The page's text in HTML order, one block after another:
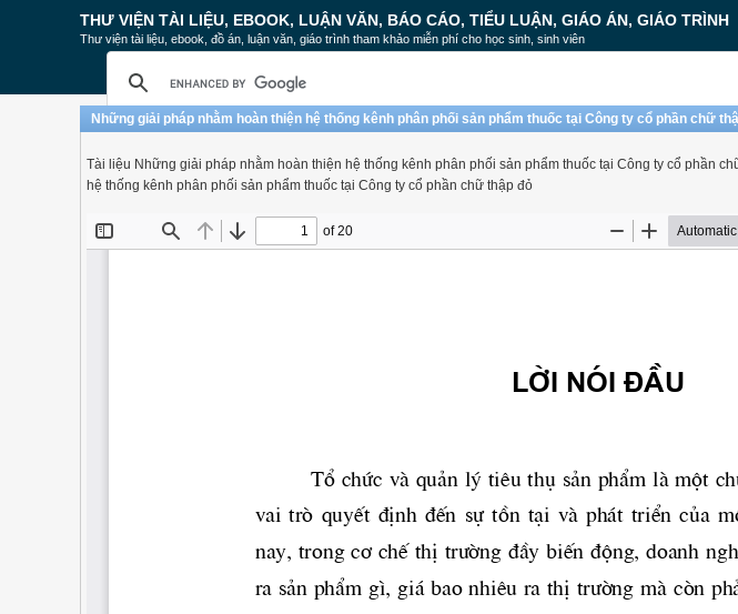
THƯ VIỆN TÀI LIỆU, EBOOK, LUẬN VĂN, BÁO CÁO, TIỂU LUẬN, GIÁO ÁN, GIÁO TRÌNH
Thư viện tài liệu, ebook, đồ án, luận văn, giáo trình tham khảo miễn phí cho học sinh, sinh viên
Những giải pháp nhằm hoàn thiện hệ thống kênh phân phối sản phẩm thuốc tại Công ty cổ phần chữ
Tài liệu Những giải pháp nhằm hoàn thiện hệ thống kênh phân phối sản phẩm thuốc tại Công ty cổ phần
hệ thống kênh phân phối sản phẩm thuốc tại Công ty cổ phần chữ thập đỏ